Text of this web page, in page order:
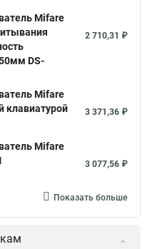
Mifare
DS-
2 710,31 ₽
Mifare
клавиатурой
3 371,36 ₽
Mifare
3 077,56 ₽
Показать больше